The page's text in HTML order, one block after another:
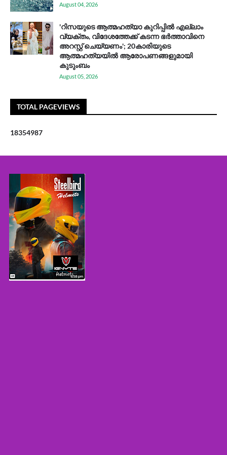
August 04, 2026
'റിസയുടെ ആത്മഹത്യാ കുറിപ്പിൽ എല്ലാം
വ്യക്തം, വിദേശത്തേക്ക് കടന്ന ഭർത്താവിനെ
അറസ്റ്റ് ചെയ്യണം'; 20കാരിയുടെ
ആത്മഹത്യയിൽ ആരോപണങ്ങളുമായി
കുടുംബം
August 05, 2026
TOTAL PAGEVIEWS
18354987